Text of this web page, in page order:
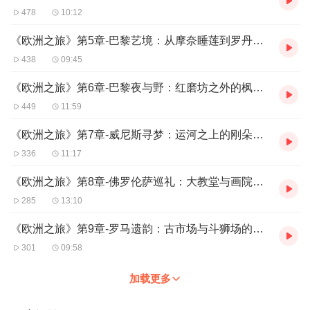
478 10:12
《欧洲之旅》第5章-巴黎艺境：从摩奈睡莲到罗丹雕塑的艺术熏陶
438 09:45
《欧洲之旅》第6章-巴黎夜与野：红磨坊之外的枫丹白露秘境
449 11:59
《欧洲之旅》第7章-威尼斯寻梦：运河之上的刚朵拉与夜曲风情
336 11:17
《欧洲之旅》第8章-佛罗伦萨巡礼：大教堂与画院中的文艺复兴密码
285 13:10
《欧洲之旅》第9章-罗马遗韵：古市场与斗狮场的帝国回响
301 09:58
加载更多